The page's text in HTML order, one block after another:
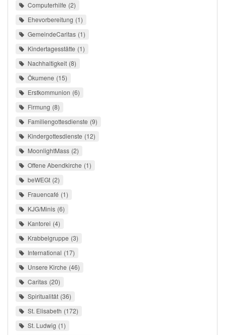
Computerhilfe 2
Ehevorbereitung 1
GemeindeCaritas 1
Kindertagesstätte 1
Nachhaltigkeit 8
Ökumene 15
Erstkommunion 6
Firmung 8
Familiengottesdienste 9
Kindergottesdienste 12
MoonlightMass 2
Offene Abendkirche 1
beWEGt 2
Frauencafé 1
KJG/Minis 6
Kantorei 4
Krabbelgruppe 3
International 17
Unsere Kirche 46
Caritas 20
Spiritualität 36
St. Elisabeth 172
St. Ludwig 1